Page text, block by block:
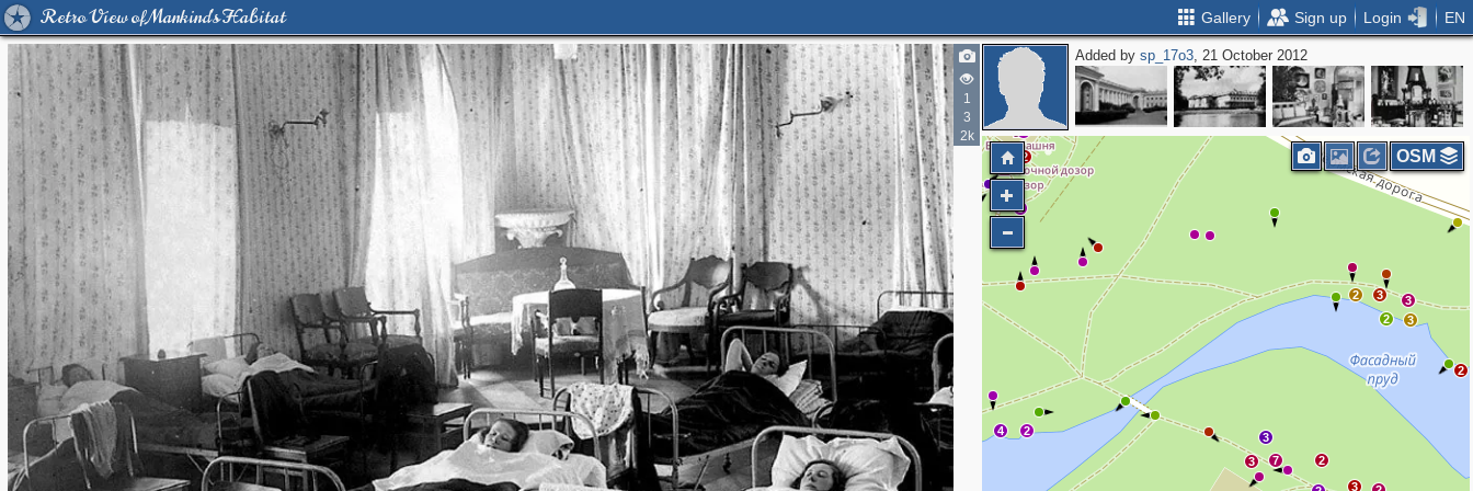
Retro View of Mankind's Habitat Gallery Sign up Login EN
1
3
2k
Added bysp_17o3, 21 October 2012
3
7
3
3
2
2
3
2
3
3
2
5
2
3
3
2
4
3
3
2
OSM